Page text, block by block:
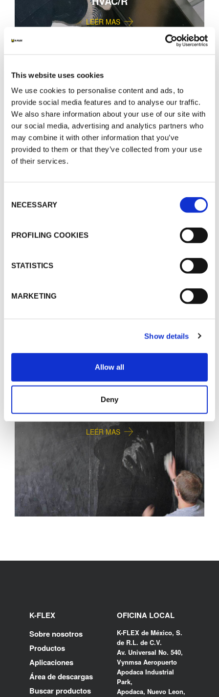
This website uses cookies
We use cookies to personalise content and ads, to
provide social media features and to analyse our traffic.
We also share information about your use of our site with
our social media, advertising and analytics partners who
may combine it with other information that you’ve
provided to them or that they’ve collected from your use
of their services.
Selection
NECESSARY
PROFILING COOKIES
STATISTICS
MARKETING
Show details
Allow all
Deny
LEÉR MAS
AISLAMIENTO EN EDIFICACIÓN
LEÉR MAS
K-FLEX
Sobre nosotros
Productos
Aplicaciones
Área de descargas
Buscar productos
OFICINA LOCAL
K-FLEX de México, S.
de R.L. de C.V.
Av. Universal No. 540,
Vynmsa Aeropuerto
Apodaca Industrial
Park,
Apodaca, Nuevo Leon,